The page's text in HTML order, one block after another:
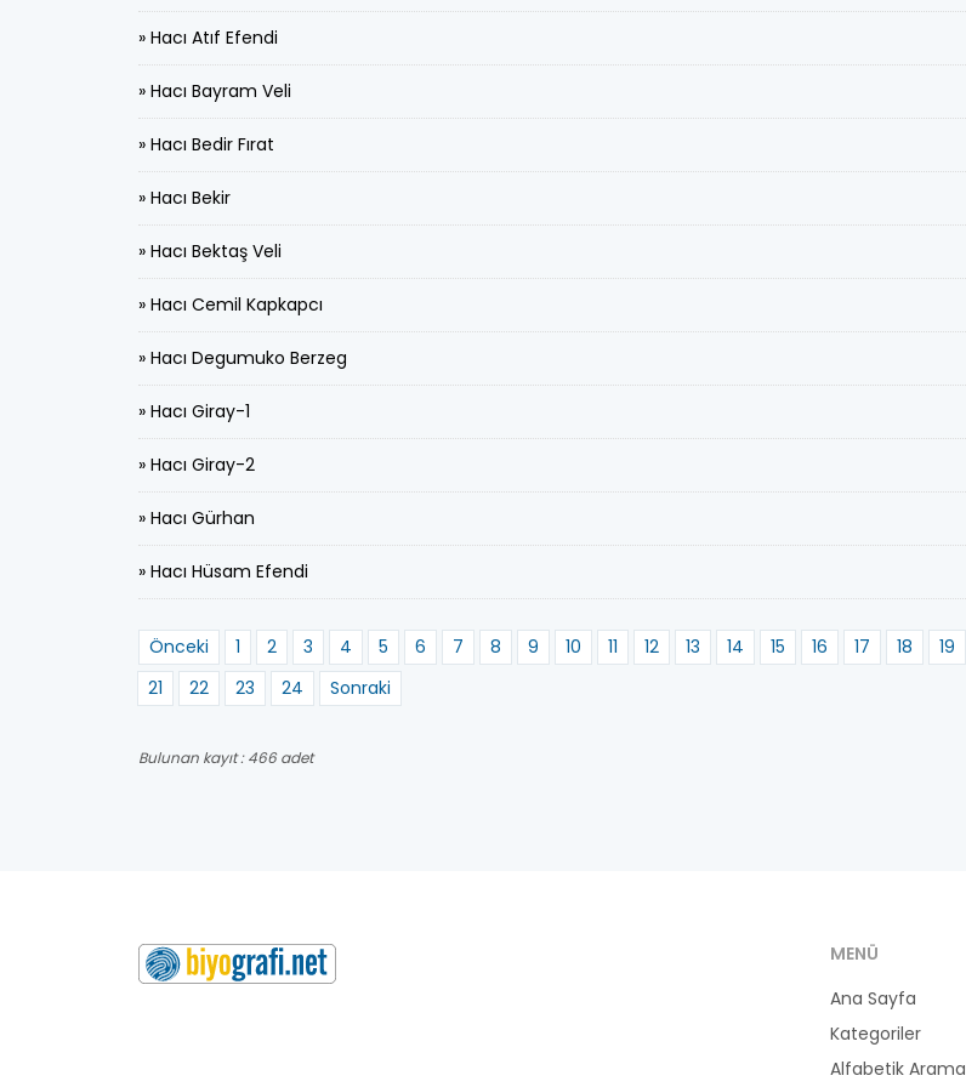
» Hacı Atıf Efendi
» Hacı Bayram Veli
» Hacı Bedir Fırat
» Hacı Bekir
» Hacı Bektaş Veli
» Hacı Cemil Kapkapcı
» Hacı Degumuko Berzeg
» Hacı Giray-1
» Hacı Giray-2
» Hacı Gürhan
» Hacı Hüsam Efendi
Önceki 1 2 3 4 5 6 7 8 9 10 11 12 13 14 15 16 17 18 19
21
22 23 24 Sonraki
Bulunan kayıt : 466 adet
MENÜ
Ana Sayfa
Kategoriler
Alfabetik Arama